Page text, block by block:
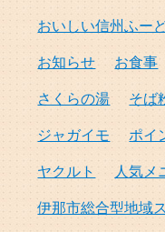
おいしい信州ふー
お知らせ
お食事
さくらの湯
そば
ジャガイモ
ポイ
ヤクルト
人気メ
伊那市総合型地域